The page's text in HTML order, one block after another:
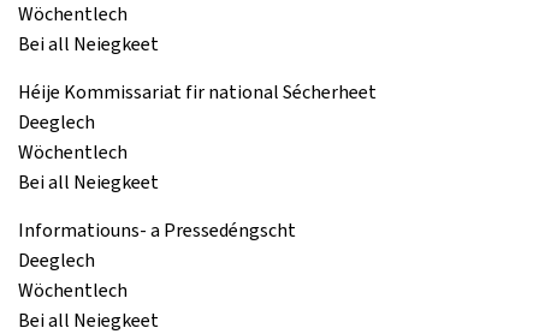
Wöchentlech
Bei all Neiegkeet
Héije Kommissariat fir national Sécherheet
Deeglech
Wöchentlech
Bei all Neiegkeet
Informatiouns- a Pressedéngscht
Deeglech
Wöchentlech
Bei all Neiegkeet